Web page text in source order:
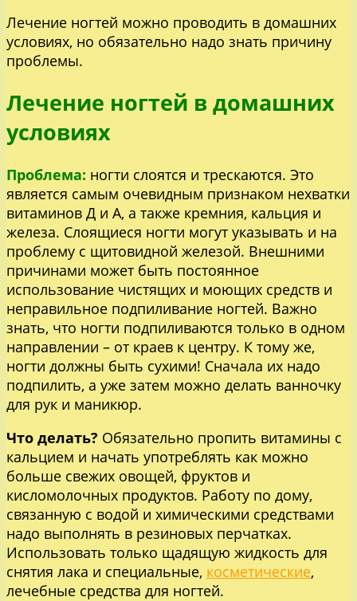
Лечение ногтей можно проводить в домашних
условиях, но обязательно надо знать причину
проблемы.
Лечение ногтей в домашних
условиях
Проблема: ногти слоятся и трескаются. Это
является самым очевидным признаком нехватки
витаминов Д и А, а также кремния, кальция и
железа. Слоящиеся ногти могут указывать и на
проблему с щитовидной железой. Внешними
причинами может быть постоянное
использование чистящих и моющих средств и
неправильное подпиливание ногтей. Важно
знать, что ногти подпиливаются только в одном
направлении – от краев к центру. К тому же,
ногти должны быть сухими! Сначала их надо
подпилить, а уже затем можно делать ванночку
для рук и маникюр.
Что делать? Обязательно пропить витамины с
кальцием и начать употреблять как можно
больше свежих овощей, фруктов и
кисломолочных продуктов. Работу по дому,
связанную с водой и химическими средствами
надо выполнять в резиновых перчатках.
Использовать только щадящую жидкость для
снятия лака и специальные, косметические,
лечебные средства для ногтей.